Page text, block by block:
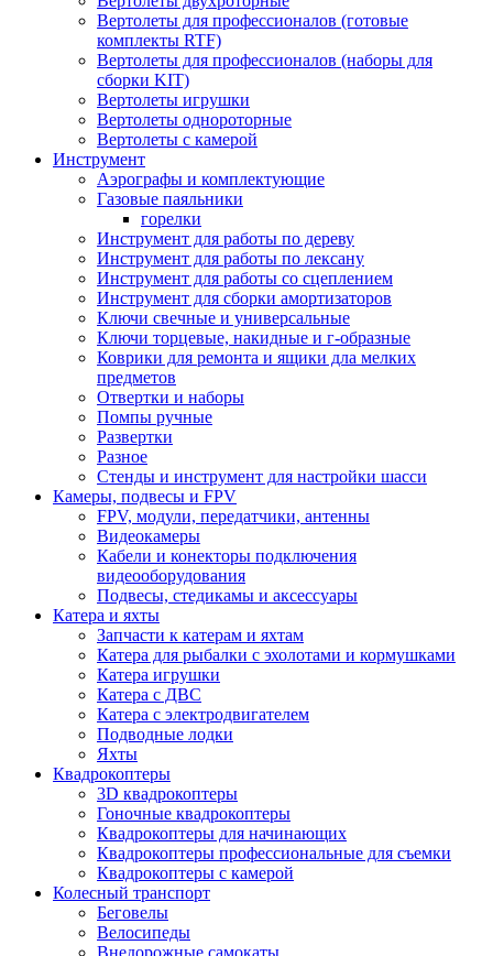
Вертолеты для профессионалов (готовые
комплекты RTF)
Вертолеты для профессионалов (наборы для
сборки KIT)
Вертолеты игрушки
Вертолеты однороторные
Вертолеты с камерой
Инструмент
Аэрографы и комплектующие
Газовые паяльники
горелки
Инструмент для работы по дереву
Инструмент для работы по лексану
Инструмент для работы со сцеплением
Инструмент для сборки амортизаторов
Ключи свечные и универсальные
Ключи торцевые, накидные и г-образные
Коврики для ремонта и ящики дла мелких
предметов
Отвертки и наборы
Помпы ручные
Развертки
Разное
Стенды и инструмент для настройки шасси
Камеры, подвесы и FPV
FPV, модули, передатчики, антенны
Видеокамеры
Кабели и конекторы подключения
видеооборудования
Подвесы, стедикамы и аксессуары
Катера и яхты
Запчасти к катерам и яхтам
Катера для рыбалки с эхолотами и кормушками
Катера игрушки
Катера с ДВС
Катера с электродвигателем
Подводные лодки
Яхты
Квадрокоптеры
3D квадрокоптеры
Гоночные квадрокоптеры
Квадрокоптеры для начинающих
Квадрокоптеры профессиональные для съемки
Квадрокоптеры с камерой
Колесный транспорт
Беговелы
Велосипеды
Внедорожные самокаты